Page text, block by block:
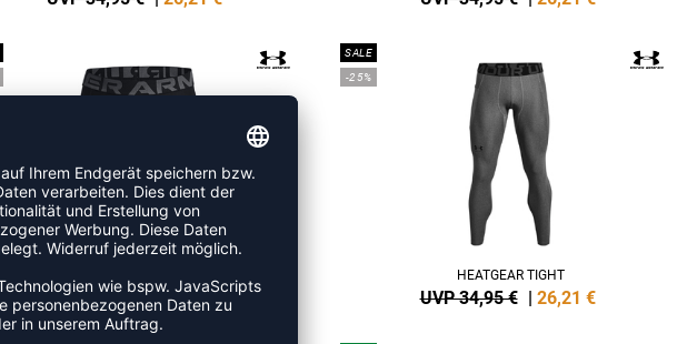
UVP 30,00 € |27,00 €
SALE
-25%
HEATGEAR TIGHT
UVP 34,95 € | 26,21 €